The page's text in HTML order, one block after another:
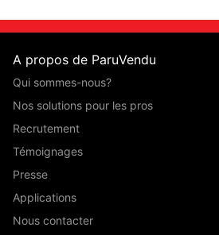
A propos de ParuVendu
Qui sommes-nous?
Nos solutions pour les pros
Recrutement
Témoignages
Presse
Applications
Nous contacter